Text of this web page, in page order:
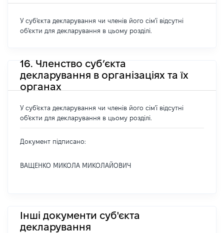
У суб'єкта декларування чи членів його сім'ї відсутні
об'єкти для декларування в цьому розділі.
16. Членство суб’єкта
декларування в організаціях та їх
органах
У суб'єкта декларування чи членів його сім'ї відсутні
об'єкти для декларування в цьому розділі.
Документ підписано:
ВАЩЕНКО МИКОЛА МИКОЛАЙОВИЧ
Інші документи суб'єкта
декларування